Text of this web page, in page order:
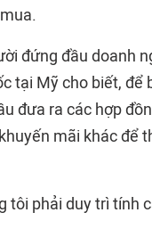
đứng đầu doanh
tại Mỹ cho biết, để
đưa ra các hợp
mãi khác để
tôi phải duy trì tính